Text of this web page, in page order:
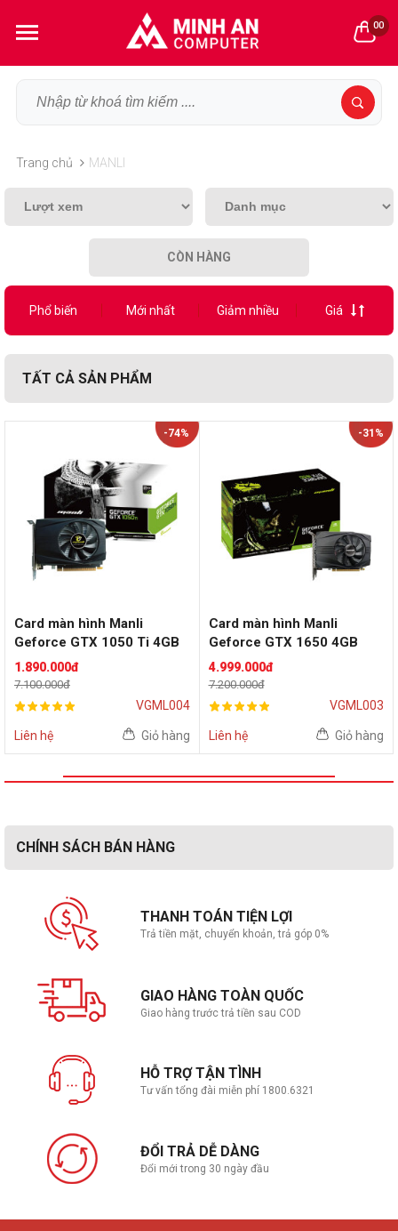
00
Trang chủ MANLI
CÒN HÀNG
Phổ biến Mới nhất Giảm nhiều Giá
TẤT CẢ SẢN PHẨM
-74%
Card màn hình Manli
Geforce GTX 1050 Ti 4GB
1.890.000đ
7.100.000đ
VGML004
Liên hệ Giỏ hàng
-31%
Card màn hình Manli
Geforce GTX 1650 4GB
4.999.000đ
7.200.000đ
VGML003
Liên hệ Giỏ hàng
CHÍNH SÁCH BÁN HÀNG
THANH TOÁN TIỆN LỢI
Trả tiền mặt, chuyển khoản, trả góp 0%
GIAO HÀNG TOÀN QUỐC
Giao hàng trước trả tiền sau COD
HỖ TRỢ TẬN TÌNH
Tư vấn tổng đài miễn phí 1800.6321
ĐỔI TRẢ DỄ DÀNG
Đổi mới trong 30 ngày đầu